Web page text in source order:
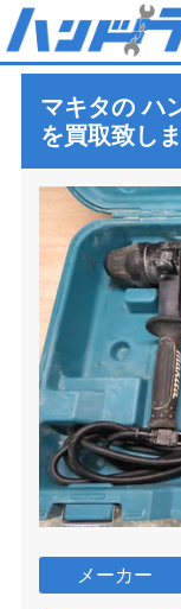
ホーム 買取実績
マキタの ハ
を買取致しま
メーカー